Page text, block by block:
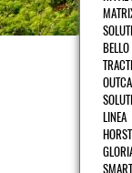
LINEA